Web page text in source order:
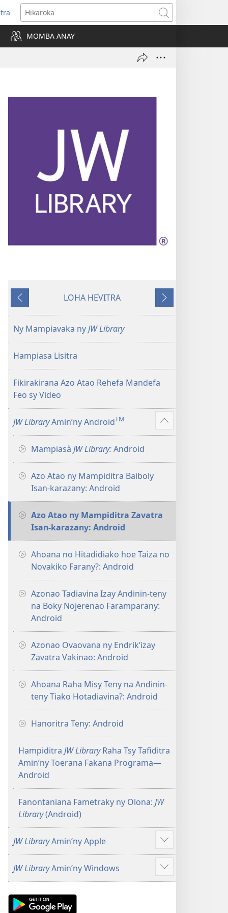
Hikaroka
MOMBA ANAY
Hiverina
LOHA HEVITRA
Manaraka
Ny Mampiavaka nyJW Library
Hampiasa Lisitra
Fikirakirana Azo Atao Rehefa Mandefa
Feo sy Video
JW LibraryAmin’ny AndroidTM
Hijery
misimisy
Mampiasà JW Library:Android
Azo Atao ny Mampiditra Baiboly
Isan-karazany: Android
Azo Atao ny Mampiditra Zavatra
Isan-karazany: Android
Ahoana no Hitadidiako hoe Taiza no
Novakiko Farany?: Android
Azonao Tadiavina Izay Andinin-teny
na Boky Nojerenao Faramparany:
Android
Azonao Ovaovana ny Endrik’izay
Zavatra Vakinao: Android
Ahoana Raha Misy Teny na Andinin-
teny Tiako Hotadiavina?: Android
Hanoritra Teny: Android
Hampiditra JW LibraryRaha Tsy Tafiditra
Amin’ny Toerana Fakana Programa—
Android
Fanontaniana Fametraky ny Olona: JW
Library(Android)
JW LibraryAmin’ny Apple
Hijery
misimisy
kokoa
JW LibraryAmin’ny Windows
Hijery
misimisy
Android